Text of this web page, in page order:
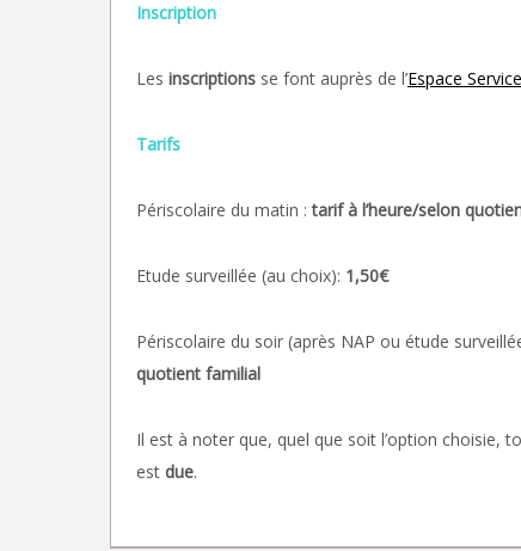
Inscription
Les inscriptions se font auprès de l’Espace
Tarifs
Périscolaire du matin :tarif à l’heure/selon
Etude surveillée (au choix): 1,50€
Périscolaire du soir (après NAP ou étude
quotient familial
Il est à noter que, quel que soit l’option choisie,
est due.